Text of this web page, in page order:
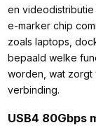
en
e-marker chip
zoals laptops,
bepaald welke
worden, wat
verbinding.
USB4 80Gbps